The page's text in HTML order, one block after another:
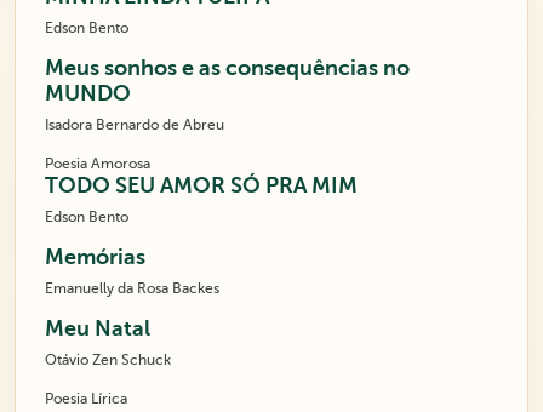
Edson Bento
Meus sonhos e as consequências no
MUNDO
Isadora Bernardo de Abreu
Poesia Amorosa
TODO SEU AMOR SÓ PRA MIM
Edson Bento
Memórias
Emanuelly da Rosa Backes
Meu Natal
Otávio Zen Schuck
Poesia Lírica